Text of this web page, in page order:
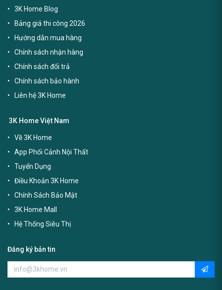
3K Home Blog
Bảng giá thi công 2026
Hướng dẫn mua hàng
Chính sách nhận hàng
Chính sách đổi trả
Chính sách bảo hành
Liên hệ 3K Home
3K Home Việt Nam
Về 3K Home
App Phối Cảnh Nội Thất
Tuyển Dụng
Điều Khoản 3K Home
Chính Sách Bảo Mật
3K Home Mall
Hệ Thống Siêu Thị
Đăng ký bản tin